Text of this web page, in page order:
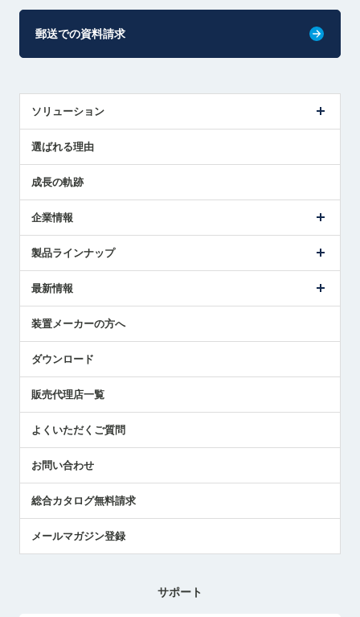
郵送での資料請求
ソリューション
解決策提案
選ばれる理由
成長の軌跡
企業情報
ごあいさつ
受賞履歴
採用情報
国/地域/言語
製品ラインナップ
ツールセッタ製品
エアマイクロセンサ製品
最新情報
メトロールの技術
社員ブログ
中小企業のBCP地震対策
センサのテクニカルガイド
社長ブログ
装置メーカーの方へ
ダウンロード
販売代理店一覧
よくいただくご質問
お問い合わせ
総合カタログ無料請求
メールマガジン登録
サポート